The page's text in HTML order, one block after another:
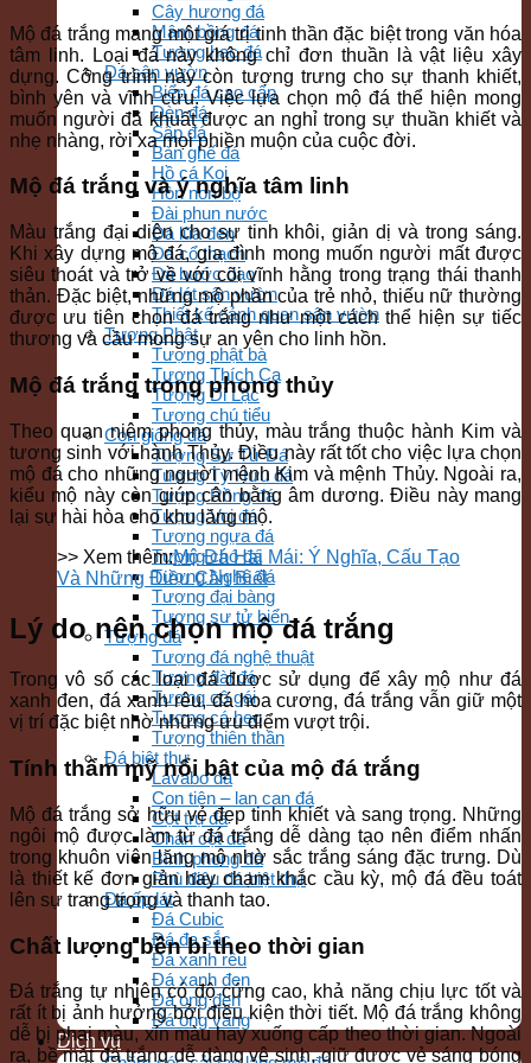
Cây hương đá
Mâm bồng đá
Tượng hạc đá
Đá sân vườn
Biển đá cao cấp
Đèn đá
Sập đá
Bàn ghế đá
Hồ cá Koi
Hòn non bộ
Đài phun nước
Đá lũa đen
Đá cổ thạch
Đá bước dạo
Đá lát sân vườn
Thiết kế cảnh quan sân vườn
Tượng Phật
Tượng phật bà
Tượng Thích Ca
Tượng Di Lặc
Tượng chú tiểu
Con giống đá
Tượng Sư Tử Đá
Tượng Tỳ Hưu đá
Tượng Rồng đá
Tượng Voi đá
Tượng ngựa đá
Tượng chó đá
Tượng Nghê đá
Tượng đại bàng
Tượng sư tử biển
Tượng đá
Tượng đá nghệ thuật
Tượng đài đá
Tượng cô gái
Tượng cá heo
Tượng thiên thần
Đá biệt thự
Lavabo đá
Con tiện – lan can đá
Cột trụ đá
Chân cột đá
Bình phong đá
Phù điêu đá biệt thự
Đá ốp lát
Đá Cubic
Đá đa sắc
Đá xanh rêu
Đá xanh đen
Đá ong đen
Đá ong vàng
Dịch vụ
Mộ đá trắng mang một giá trị tinh thần đặc biệt trong văn hóa
tâm linh. Loại đá này không chỉ đơn thuần là vật liệu xây
dựng. Công trình này còn tượng trưng cho sự thanh khiết,
bình yên và vĩnh cửu. Việc lựa chọn mộ đá thể hiện mong
muốn người đã khuất được an nghỉ trong sự thuần khiết và
nhẹ nhàng, rời xa mọi phiền muộn của cuộc đời.
Mộ đá trắng và ý nghĩa tâm linh
Màu trắng đại diện cho sự tinh khôi, giản dị và trong sáng.
Khi xây dựng mộ đá, gia đình mong muốn người mất được
siêu thoát và trở về với cõi vĩnh hằng trong trạng thái thanh
thản. Đặc biệt, những mộ phần của trẻ nhỏ, thiếu nữ thường
được ưu tiên chọn đá trắng như một cách thể hiện sự tiếc
thương và cầu mong sự an yên cho linh hồn.
Mộ đá trắng trong phong thủy
Theo quan niệm phong thủy, màu trắng thuộc hành Kim và
tương sinh với hành Thủy. Điều này rất tốt cho việc lựa chọn
mộ đá cho những người mệnh Kim và mệnh Thủy. Ngoài ra,
kiểu mộ này còn giúp cân bằng âm dương. Điều này mang
lại sự hài hòa cho khu lăng mộ.
>> Xem thêm:Mộ Đá Hai Mái: Ý Nghĩa, Cấu Tạo
Và Những Điều Cần Biết
Lý do nên chọn mộ đá trắng
Trong vô số các loại đá được sử dụng để xây mộ như đá
xanh đen, đá xanh rêu, đá hoa cương, đá trắng vẫn giữ một
vị trí đặc biệt nhờ những ưu điểm vượt trội.
Tính thẩm mỹ nổi bật của mộ đá trắng
Mộ đá trắng sở hữu vẻ đẹp tinh khiết và sang trọng. Những
ngôi mộ được làm từ đá trắng dễ dàng tạo nên điểm nhấn
trong khuôn viên lăng mộ nhờ sắc trắng sáng đặc trưng. Dù
là thiết kế đơn giản hay chạm khắc cầu kỳ, mộ đá đều toát
lên sự trang trọng và thanh tao.
Chất lượng bền bỉ theo thời gian
Đá trắng tự nhiên có độ cứng cao, khả năng chịu lực tốt và
rất ít bị ảnh hưởng bởi điều kiện thời tiết. Mộ đá trắng không
dễ bị phai màu, xỉn màu hay xuống cấp theo thời gian. Ngoài
ra, bề mặt đá trắng dễ dàng vệ sinh, giữ được vẻ sáng bóng